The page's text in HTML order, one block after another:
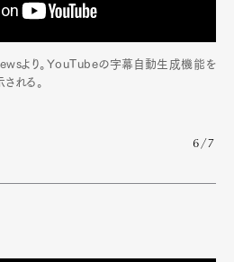
より。YouTubeの字幕自動生成機能を
れる。
6/7